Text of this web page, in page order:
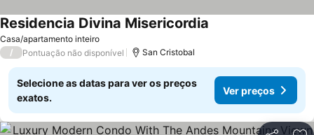
Casa/apartamento inteiro
Residencia Divina Misericordia
/ Pontuação não disponível San Cristobal
Selecione as datas para ver os preços
exatos.
Ver preços